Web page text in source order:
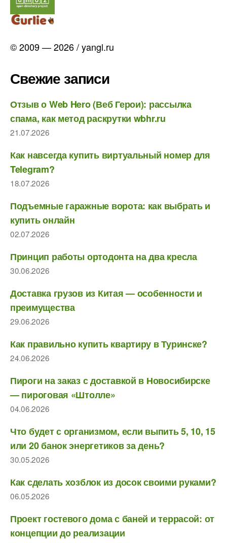
© 2009 — 2026 / yangl.ru
Свежие записи
Отзыв о Web Hero (Веб Герои): рассылка
спама, как метод раскрутки wbhr.ru
21.07.2026
Как навсегда купить виртуальный номер для
Telegram?
18.07.2026
Подъемные гаражные ворота: как выбрать и
купить онлайн
02.07.2026
Принцип работы ортодонта на два кресла
30.06.2026
Доставка грузов из Китая — особенности и
преимущества
29.06.2026
Как правильно купить квартиру в Туринске?
24.06.2026
Пироги на заказ с доставкой в Новосибирске
— пироговая «Штолле»
04.06.2026
Что будет с организмом, если выпить 5, 10, 15
или 20 банок энергетиков за день?
30.05.2026
Как сделать хозблок из досок своими руками?
06.05.2026
Проект гостевого дома с баней и террасой: от
концепции до реализации